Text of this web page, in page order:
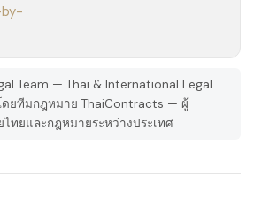
Team — Thai & International Legal
ดยทีมกฎหมาย ThaiContracts — ผู้
ทยและกฎหมายระหว่างประเทศ